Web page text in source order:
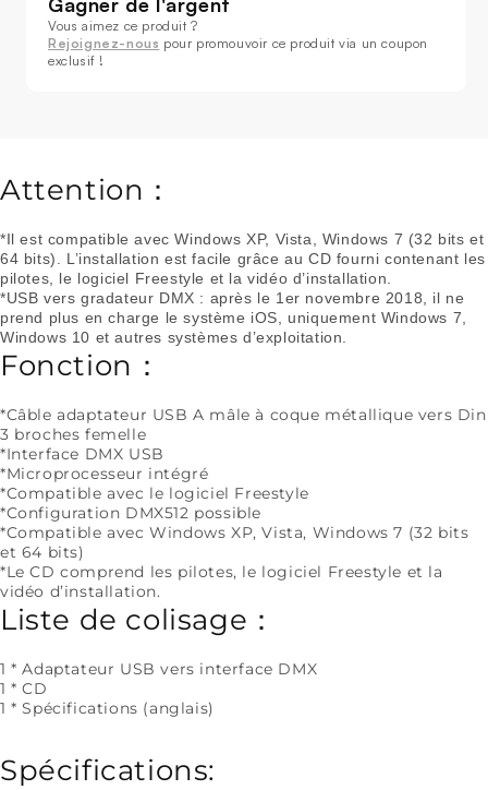
Adaptateur
interface
USB
Adaptateur
interface
Rejoignez-nous
Attention：
*Il est compatible avec Windows XP, Vista, Windows 7 (32 bits et
64 bits). L’installation est facile grâce au CD fourni contenant les
pilotes, le logiciel Freestyle et la vidéo d’installation.
*USB vers gradateur DMX : après le 1er novembre 2018, il ne
prend plus en charge le système iOS, uniquement Windows 7,
Windows 10 et autres systèmes d’exploitation.
Fonction：
*Câble adaptateur USB A mâle à coque métallique vers Din
3 broches femelle
*Interface DMX USB
*Microprocesseur intégré
*Compatible avec le logiciel Freestyle
*Configuration DMX512 possible
*Compatible avec Windows XP, Vista, Windows 7 (32 bits
et 64 bits)
*Le CD comprend les pilotes, le logiciel Freestyle et la
vidéo d’installation.
Liste de colisage：
1 * Adaptateur USB vers interface DMX
1 * CD
1 * Spécifications (anglais)
Spécifications: